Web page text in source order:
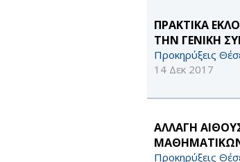
ΠΡΑΚΤΙΚΑ
ΤΗΝ ΓΕΝΙΚΗ
Προκηρύξεις
14 Δεκ 2017
ΑΛΛΑΓΗ
Προκηρύξεις